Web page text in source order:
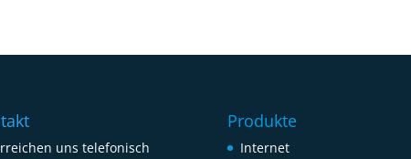
uns telefonisch
Produkte
Internet